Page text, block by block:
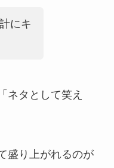
にキ
ネタとして笑え
盛り上がれるのが